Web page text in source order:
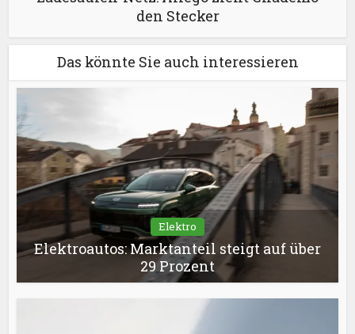
den Stecker
Das könnte Sie auch interessieren
Elektro
Elektroautos: Marktanteil steigt auf über
29 Prozent